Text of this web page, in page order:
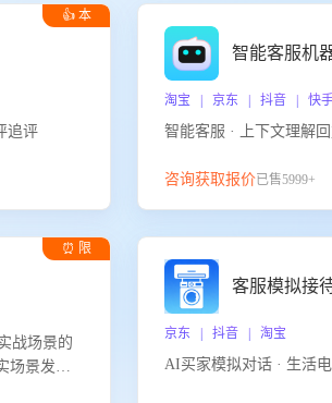
👍 本
能建单 · 物流拦截 · 回评追评
智能客服机
淘宝 | 京东 | 抖音 | 快
智能客服 · 上下文理解
咨询获取报价已售5999+
⏰ 限
战场景的
场景发生
客服模拟接
京东 | 抖音 | 淘宝
AI买家模拟对话 · 生活